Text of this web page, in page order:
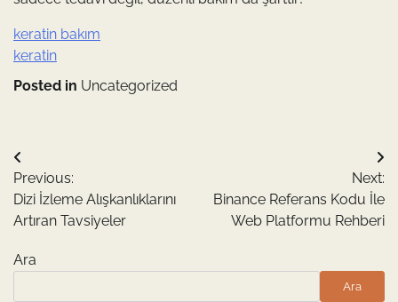
keratin bakım
keratin
Posted in Uncategorized
Yazı
gezinmesi
Previous:
Dizi İzleme Alışkanlıklarını
Artıran Tavsiyeler
Next:
Binance Referans Kodu İle
Web Platformu Rehberi
Ara
Ara